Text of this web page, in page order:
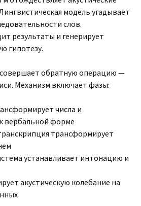
модель угадывает
слов.
результаты и генерирует
гипотезу.
обратную операцию —
Механизм включает фазы:
числа и
вербальной форме
трансформирует
устанавливает интонацию и
акустическую колебание на